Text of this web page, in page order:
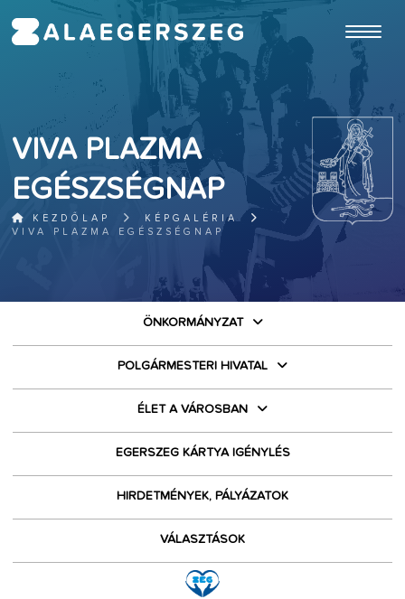
ugrás a fő tartalomhoz
VIVA PLAZMA
EGÉSZSÉGNAP
KEZDŐLAP
KÉPGALÉRIA
VIVA PLAZMA EGÉSZSÉGNAP
ÖNKORMÁNYZAT
POLGÁRMESTERI HIVATAL
ÉLET A VÁROSBAN
EGERSZEG KÁRTYA IGÉNYLÉS
HIRDETMÉNYEK, PÁLYÁZATOK
VÁLASZTÁSOK